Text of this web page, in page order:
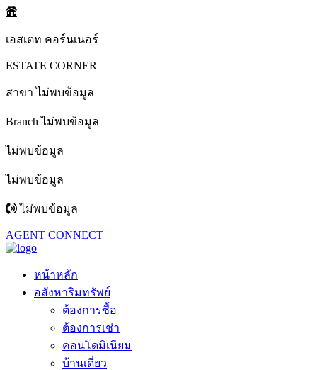
เอสเตท คอร์นเนอร์
ESTATE CORNER
สาขา ไม่พบข้อมูล
Branch ไม่พบข้อมูล
ไม่พบข้อมูล
ไม่พบข้อมูล
ไม่พบข้อมูล
AGENT CONNECT
หน้าหลัก
อสังหาริมทรัพย์
ต้องการซื้อ
ต้องการเช่า
คอนโดมิเนียม
บ้านเดี่ยว